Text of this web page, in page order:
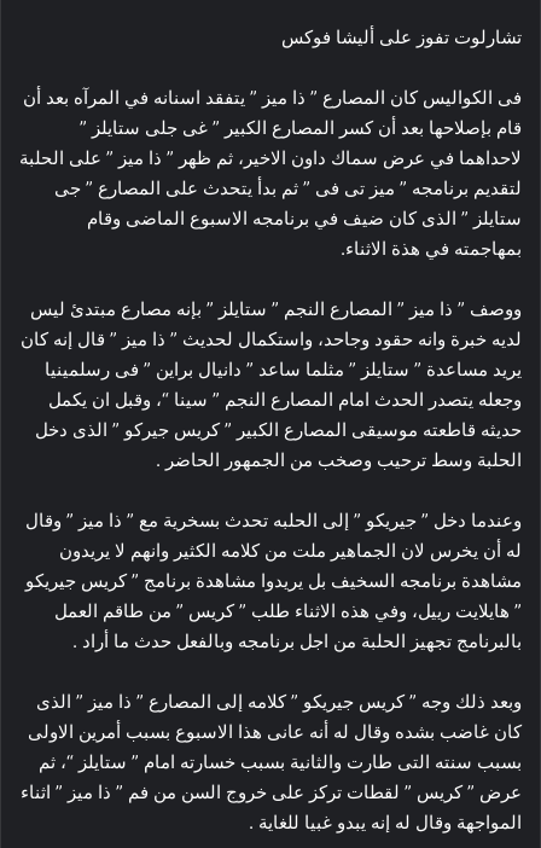
تشارلوت تفوز على أليشا فوكس
فى الكواليس كان المصارع ” ذا ميز ” يتفقد اسنانه في المرآه بعد أن
قام بإصلاحها بعد أن كسر المصارع الكبير ” غى جلى ستايلز ”
لاحداهما في عرض سماك داون الاخير، ثم ظهر ” ذا ميز ” على الحلبة
لتقديم برنامجه ” ميز تى فى ” ثم بدأ يتحدث على المصارع ” جى
ستايلز ” الذى كان ضيف في برنامجه الاسبوع الماضى وقام
بمهاجمته في هذة الاثناء.
ووصف ” ذا ميز ” المصارع النجم ” ستايلز ” بإنه مصارع مبتدئ ليس
لديه خبرة وانه حقود وجاحد، واستكمال لحديث ” ذا ميز ” قال إنه كان
يريد مساعدة ” ستايلز ” مثلما ساعد ” دانيال براين ” فى رسلمينيا
وجعله يتصدر الحدث امام المصارع النجم ” سينا “، وقبل ان يكمل
حديثه قاطعته موسيقى المصارع الكبير ” كريس جيركو ” الذى دخل
الحلبة وسط ترحيب وصخب من الجمهور الحاضر .
وعندما دخل ” جيريكو ” إلى الحلبه تحدث بسخرية مع ” ذا ميز ” وقال
له أن يخرس لان الجماهير ملت من كلامه الكثير وانهم لا يريدون
مشاهدة برنامجه السخيف بل يريدوا مشاهدة برنامج ” كريس جيريكو
” هايلايت رييل، وفي هذه الاثناء طلب ” كريس ” من طاقم العمل
بالبرنامج تجهيز الحلبة من اجل برنامجه وبالفعل حدث ما أراد .
وبعد ذلك وجه ” كريس جيريكو ” كلامه إلى المصارع ” ذا ميز ” الذى
كان غاضب بشده وقال له أنه عانى هذا الاسبوع بسبب أمرين الاولى
بسبب سنته التى طارت والثانية بسبب خسارته امام ” ستايلز “، ثم
عرض ” كريس ” لقطات تركز على خروج السن من فم ” ذا ميز ” اثناء
المواجهة وقال له إنه يبدو غبيا للغاية .